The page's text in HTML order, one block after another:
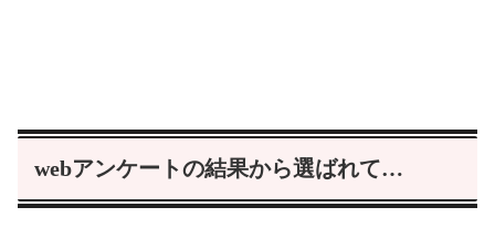
webアンケートの結果から選ばれて…